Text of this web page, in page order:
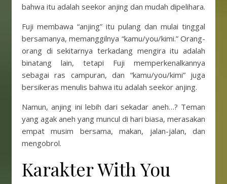
bahwa itu adalah seekor anjing dan mudah dipelihara.
Fuji membawa “anjing” itu pulang dan mulai tinggal
bersamanya, memanggilnya “kamu/you/kimi.” Orang-
orang di sekitarnya terkadang mengira itu adalah
binatang lain, tetapi Fuji memperkenalkannya
sebagai ras campuran, dan “kamu/you/kimi” juga
bersikeras menulis bahwa itu adalah seekor anjing.
Namun, anjing ini lebih dari sekadar aneh…? Teman
yang agak aneh yang muncul di hari biasa, merasakan
empat musim bersama, makan, jalan-jalan, dan
mengobrol.
Karakter With You